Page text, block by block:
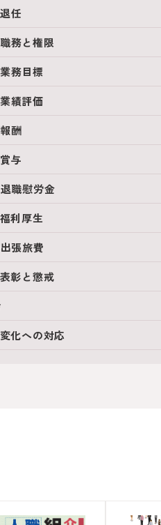
任
務と権限
務目標
績評価
酬
与
職慰労金
利厚生
張旅費
彰と懲戒
化への対応